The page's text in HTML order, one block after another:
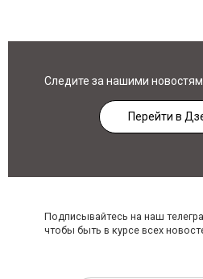
Следите за нашими
Перейти в
Подписывайтесь на наш
чтобы быть в курсе всех